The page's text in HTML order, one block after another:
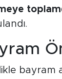
bayram